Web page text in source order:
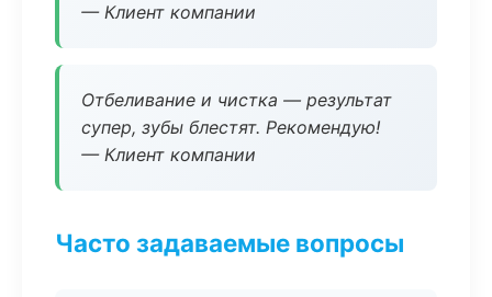
— Клиент компании
Отбеливание и чистка — результат
супер, зубы блестят. Рекомендую!
— Клиент компании
Часто задаваемые вопросы